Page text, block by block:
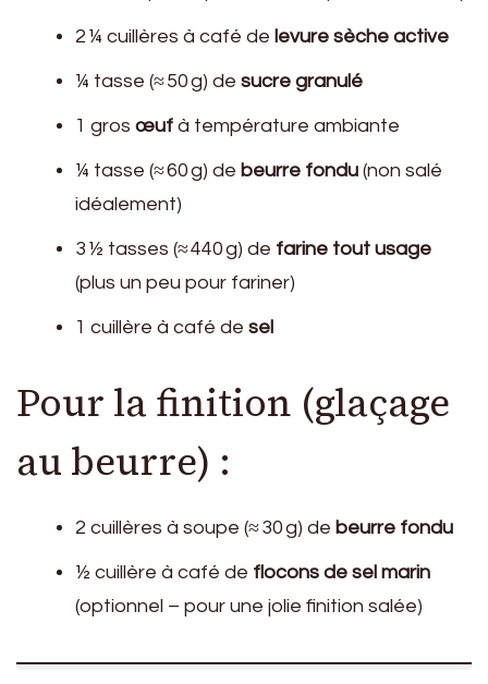
2 ¼ cuillères à café de levure sèche active
¼ tasse (≈ 50 g) de sucre granulé
1 gros œuf à température ambiante
¼ tasse (≈ 60 g) de beurre fondu (non salé
idéalement)
3 ½ tasses (≈ 440 g) de farine tout usage
(plus un peu pour fariner)
1 cuillère à café de sel
Pour la finition (glaçage
au beurre) :
2 cuillères à soupe (≈ 30 g) de beurre fondu
½ cuillère à café de flocons de sel marin
(optionnel – pour une jolie finition salée)